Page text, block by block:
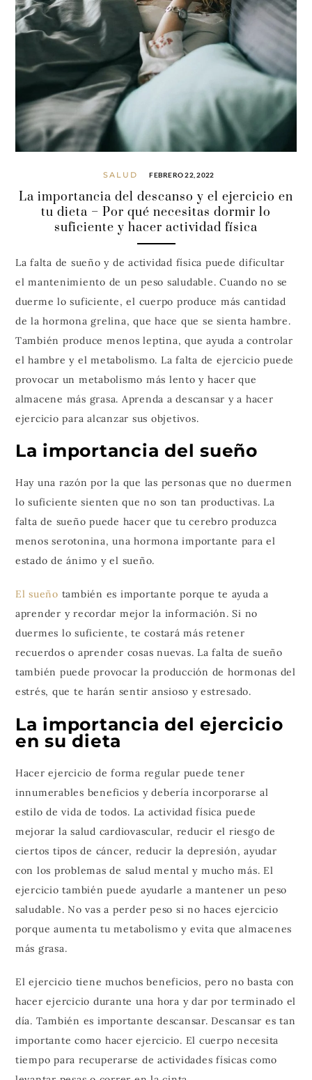
SALUD FEBRERO 22, 2022
La importancia del descanso y el ejercicio en
tu dieta – Por qué necesitas dormir lo
suficiente y hacer actividad física
La falta de sueño y de actividad física puede dificultar
el mantenimiento de un peso saludable. Cuando no se
duerme lo suficiente, el cuerpo produce más cantidad
de la hormona grelina, que hace que se sienta hambre.
También produce menos leptina, que ayuda a controlar
el hambre y el metabolismo. La falta de ejercicio puede
provocar un metabolismo más lento y hacer que
almacene más grasa. Aprenda a descansar y a hacer
ejercicio para alcanzar sus objetivos.
La importancia del sueño
Hay una razón por la que las personas que no duermen
lo suficiente sienten que no son tan productivas. La
falta de sueño puede hacer que tu cerebro produzca
menos serotonina, una hormona importante para el
estado de ánimo y el sueño.
El sueño también es importante porque te ayuda a
aprender y recordar mejor la información. Si no
duermes lo suficiente, te costará más retener
recuerdos o aprender cosas nuevas. La falta de sueño
también puede provocar la producción de hormonas del
estrés, que te harán sentir ansioso y estresado.
La importancia del ejercicio
en su dieta
Hacer ejercicio de forma regular puede tener
innumerables beneficios y debería incorporarse al
estilo de vida de todos. La actividad física puede
mejorar la salud cardiovascular, reducir el riesgo de
ciertos tipos de cáncer, reducir la depresión, ayudar
con los problemas de salud mental y mucho más. El
ejercicio también puede ayudarle a mantener un peso
saludable. No vas a perder peso si no haces ejercicio
porque aumenta tu metabolismo y evita que almacenes
más grasa.
El ejercicio tiene muchos beneficios, pero no basta con
hacer ejercicio durante una hora y dar por terminado el
día. También es importante descansar. Descansar es tan
importante como hacer ejercicio. El cuerpo necesita
tiempo para recuperarse de actividades físicas como